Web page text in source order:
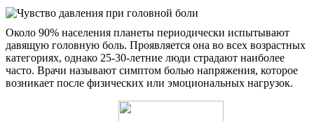
Около 90% населения планеты периодически испытывают
давящую головную боль. Проявляется она во всех возрастных
категориях, однако 25-30-летние люди страдают наиболее
часто. Врачи называют симптом болью напряжения, которое
возникает после физических или эмоциональных нагрузок.